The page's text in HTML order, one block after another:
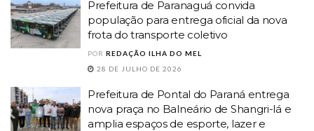
Prefeitura de Paranaguá convida
população para entrega oficial da nova
frota do transporte coletivo
POR REDAÇÃO ILHA DO MEL
28 DE JULHO DE 2026
Prefeitura de Pontal do Paraná entrega
nova praça no Balneário de Shangri-lá e
amplia espaços de esporte, lazer e